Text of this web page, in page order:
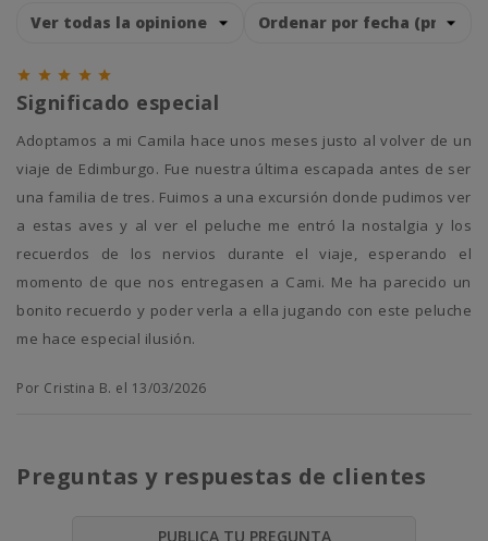
    
Significado especial
Adoptamos a mi Camila hace unos meses justo al volver de un
viaje de Edimburgo. Fue nuestra última escapada antes de ser
una familia de tres. Fuimos a una excursión donde pudimos ver
a estas aves y al ver el peluche me entró la nostalgia y los
recuerdos de los nervios durante el viaje, esperando el
momento de que nos entregasen a Cami. Me ha parecido un
bonito recuerdo y poder verla a ella jugando con este peluche
me hace especial ilusión.
Por Cristina B. el 13/03/2026
Preguntas y respuestas de clientes
PUBLICA TU PREGUNTA